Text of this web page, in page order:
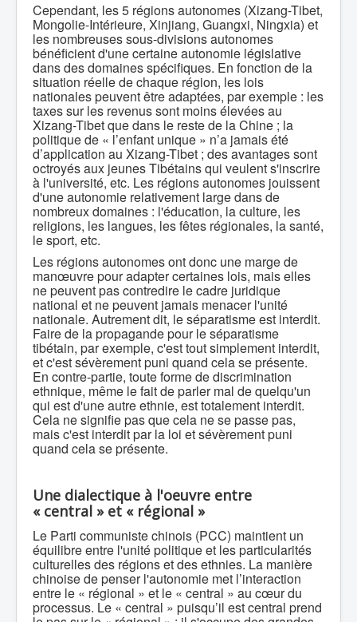
Cependant, les 5 régions autonomes (Xizang-Tibet,
Mongolie-Intérieure, Xinjiang, Guangxi, Ningxia) et
les nombreuses sous-divisions autonomes
bénéficient d'une certaine autonomie législative
dans des domaines spécifiques. En fonction de la
situation réelle de chaque région, les lois
nationales peuvent être adaptées, par exemple : les
taxes sur les revenus sont moins élevées au
Xizang-Tibet que dans le reste de la Chine ; la
politique de « l’enfant unique » n’a jamais été
d’application au Xizang-Tibet ; des avantages sont
octroyés aux jeunes Tibétains qui veulent s'inscrire
à l'université, etc. Les régions autonomes jouissent
d'une autonomie relativement large dans de
nombreux domaines : l'éducation, la culture, les
religions, les langues, les fêtes régionales, la santé,
le sport, etc.
Les régions autonomes ont donc une marge de
manœuvre pour adapter certaines lois, mais elles
ne peuvent pas contredire le cadre juridique
national et ne peuvent jamais menacer l'unité
nationale. Autrement dit, le séparatisme est interdit.
Faire de la propagande pour le séparatisme
tibétain, par exemple, c'est tout simplement interdit,
et c'est sévèrement puni quand cela se présente.
En contre-partie, toute forme de discrimination
ethnique, même le fait de parler mal de quelqu'un
qui est d'une autre ethnie, est totalement interdit.
Cela ne signifie pas que cela ne se passe pas,
mais c'est interdit par la loi et sévèrement puni
quand cela se présente.
Une dialectique à l'oeuvre entre
« central » et « régional »
Le Parti communiste chinois (PCC) maintient un
équilibre entre l'unité politique et les particularités
culturelles des régions et des ethnies. La manière
chinoise de penser l'autonomie met l’interaction
entre le « régional » et le « central » au cœur du
processus. Le « central » puisqu’il est central prend